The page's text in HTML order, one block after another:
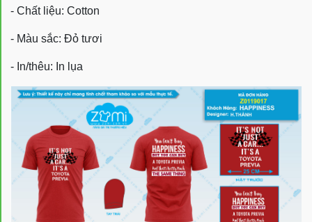
- Chất liệu: Cotton
- Màu sắc: Đỏ tươi
- In/thêu: In lụa